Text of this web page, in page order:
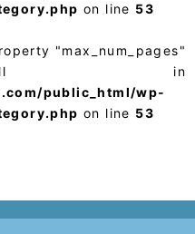
on line 53
"max_num_pages"
in
public_html/wp-
on line 53